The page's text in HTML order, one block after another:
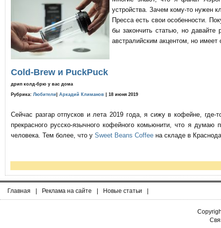
устройства. Зачем кому-то нужен
Пресса есть свои особенности.
бы закончить статью, но давайте
австралийским акцентом, но имеет
Cold-Brew и PuckPuck
дрип колд-брю у вас дома
Рубрика: Любители Аркадий Климанов | 18 июня 2019
Сейчас разгар отпусков и лета 2019 года, я сижу в кофейне,
прекрасного русско-язычного кофейного комьюнити, что я
человека. Тем более, что у Sweet Beans Coffee на складе в
Главная | Реклама на сайте | Новые статьи |